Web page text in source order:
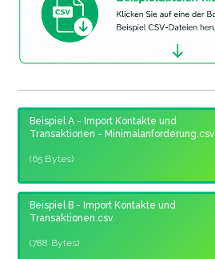
Beispiel A - Import Kontakte und
Transaktionen - Minimalanforderung.csv
(65 Bytes)
Beispiel B - Import Kontakte und
Transaktionen.csv
(788 Bytes)